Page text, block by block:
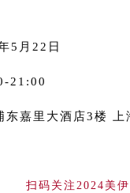
5月22日
东嘉里大酒店3楼 上
扫码关注2024美